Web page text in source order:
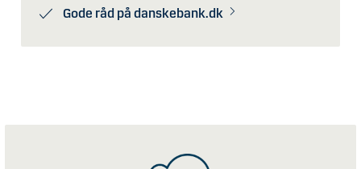
Gode råd på danskebank.dk